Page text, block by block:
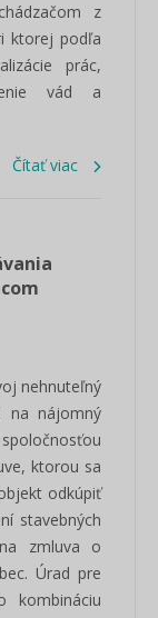
z
ktorej podľa
prác,
vád a
Čítať viac
nehnuteľný
na nájomný
ktorou sa
odkúpiť
stavebných
zmluva o
Úrad pre
kombináciu